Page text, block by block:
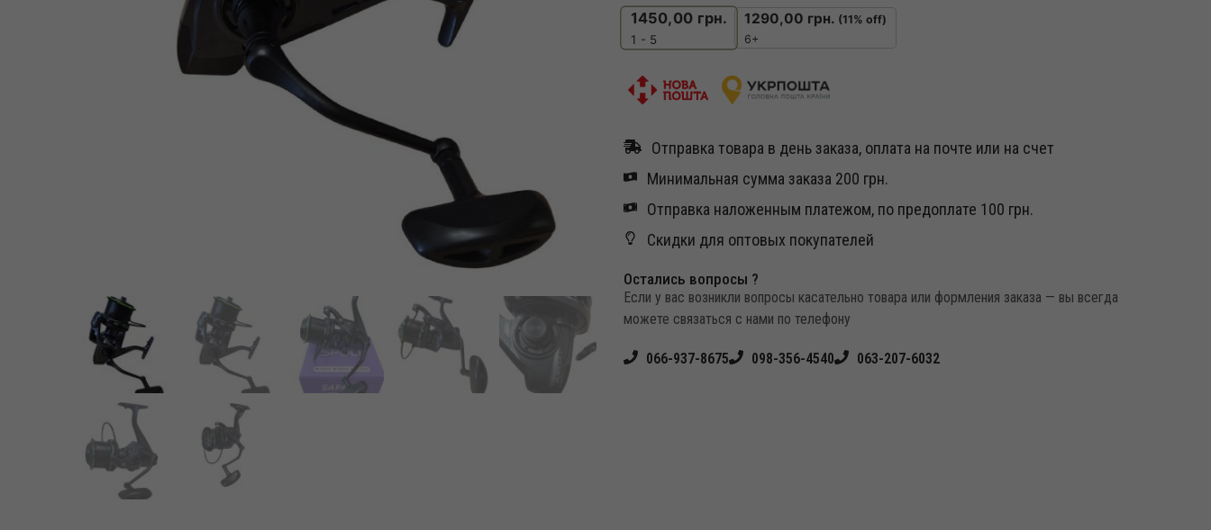
1450,00 грн.
1 - 5
1290,00 грн. (11% off)
6+
Отправка товара в день заказа, оплата на почте или на счет
Минимальная сумма заказа 200 грн.
Отправка наложенным платежом, по предоплате 100 грн.
Скидки для оптовых покупателей
Остались вопросы ?
Если у вас возникли вопросы касательно товара или формления заказа — вы всегда
можете связаться с нами по телефону
066-937-8675 098-356-4540 063-207-6032